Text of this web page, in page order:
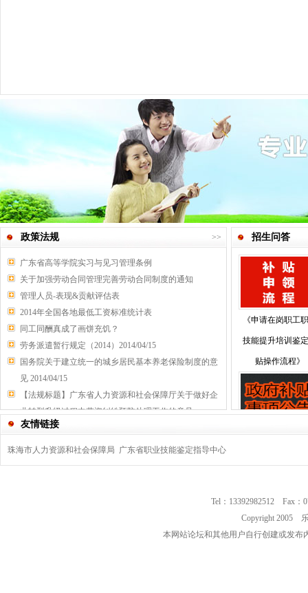
政策法规 >>
广东省高等学院实习与见习管理条例
关于加强劳动合同管理完善劳动合同制度的通知
管理人员-表现&贡献评估表
2014年全国各地最低工资标准统计表
同工同酬真成了画饼充饥？
劳务派遣暂行规定（2014）2014/04/15
国务院关于建立统一的城乡居民基本养老保险制度的意
见 2014/04/15
【法规标题】广东省人力资源和社会保障厅关于做好企
业转型升级过程中劳资纠纷预防处理工作的意见
关于做好企业转型升级过程中劳资纠纷预防处理工作的
意见
招生问答
《申请在岗职工
技能提升培训鉴
贴操作流程》
《政府补贴公告
友情链接
珠海市人力资源和社会保障局 广东省职业技能鉴定指导中心
Tel：13392982512 Fax：
Copyright 2005
本网站论坛和其他用户自行创建或发布